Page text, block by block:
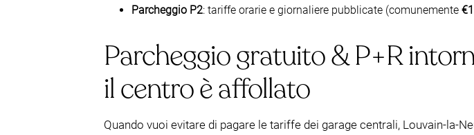
Parcheggio P2: tariffe orarie e giornaliere pubblicate (comunemente
Parcheggio gratuito & P+R
il centro è affollato
Quando vuoi evitare di pagare le tariffe dei garage centrali, Louvain-la-